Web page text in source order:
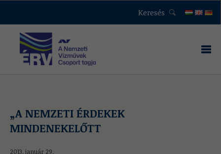
Keresés
„A NEMZETI ÉRDEKEK
MINDENEKELŐTT
2013. január 29.